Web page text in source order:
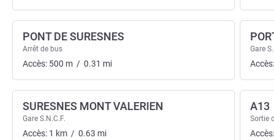
PONT DE SURESNES
Arrêt de bus
Accès: 500 m / 0.31 mi
SURESNES MONT VALERIEN
Gare S.N.C.F.
Accès: 1 km / 0.63 mi
Gare
A13
Sortie